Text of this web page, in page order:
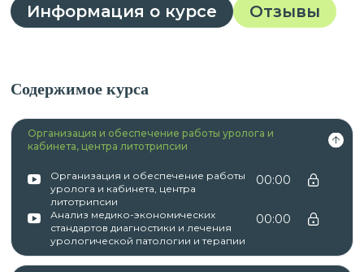
Информация о курсе Отзывы
Содержимое курса
Организация и обеспечение работы уролога и
кабинета, центра литотрипсии
Организация и обеспечение работы
уролога и кабинета, центра
литотрипсии
00:00
Анализ медико-экономических
стандартов диагностики и лечения
урологической патологии и терапии
00:00